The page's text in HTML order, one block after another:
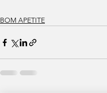
BOM APETITE